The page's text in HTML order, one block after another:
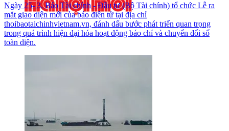
Ngày 25- 3, Báo Tài chính - Đầu tư (Bộ Tài chính) tổ chức Lễ ra
mắt giao diện mới của báo điện tử tại địa chỉ
thoibaotaichinhvietnam.vn, đánh dấu bước phát triển quan trọng
trong quá trình hiện đại hóa hoạt động báo chí và chuyển đổi số
toàn diện.